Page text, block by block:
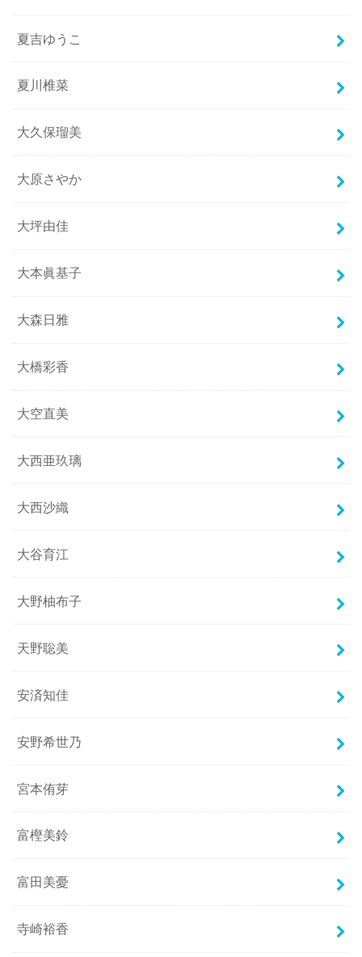
夏吉ゆうこ
夏川椎菜
大久保瑠美
大原さやか
大坪由佳
大本眞基子
大森日雅
大橋彩香
大空直美
大西亜玖璃
大西沙織
大谷育江
大野柚布子
天野聡美
安済知佳
安野希世乃
宮本侑芽
富樫美鈴
富田美憂
寺崎裕香